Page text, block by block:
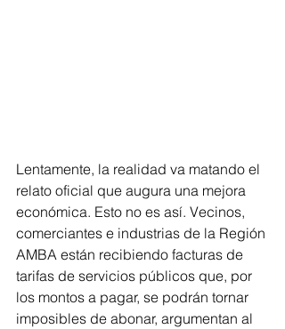
Lentamente, la realidad va matando el
relato oficial que augura una mejora
económica. Esto no es así. Vecinos,
comerciantes e industrias de la Región
AMBA están recibiendo facturas de
tarifas de servicios públicos que, por
los montos a pagar, se podrán tornar
imposibles de abonar, argumentan al